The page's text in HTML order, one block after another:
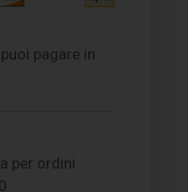
pagare in
per ordini